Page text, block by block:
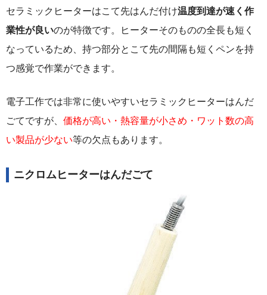
セラミックヒーターはこて先はんだ付け温度到達が速く 作
業性が良いのが特徴です。ヒーターそのものの全長も短く
なっているため、持つ部分とこて先の間隔も短くペンを持
つ感覚で作業ができます。
電子工作では非常に使いやすいセラミックヒーターはんだ
ごてですが、 価格が高い・熱容量が小さめ・ワット数の高
い製品が少ない等の欠点もあります。
ニクロムヒーターはんだごて